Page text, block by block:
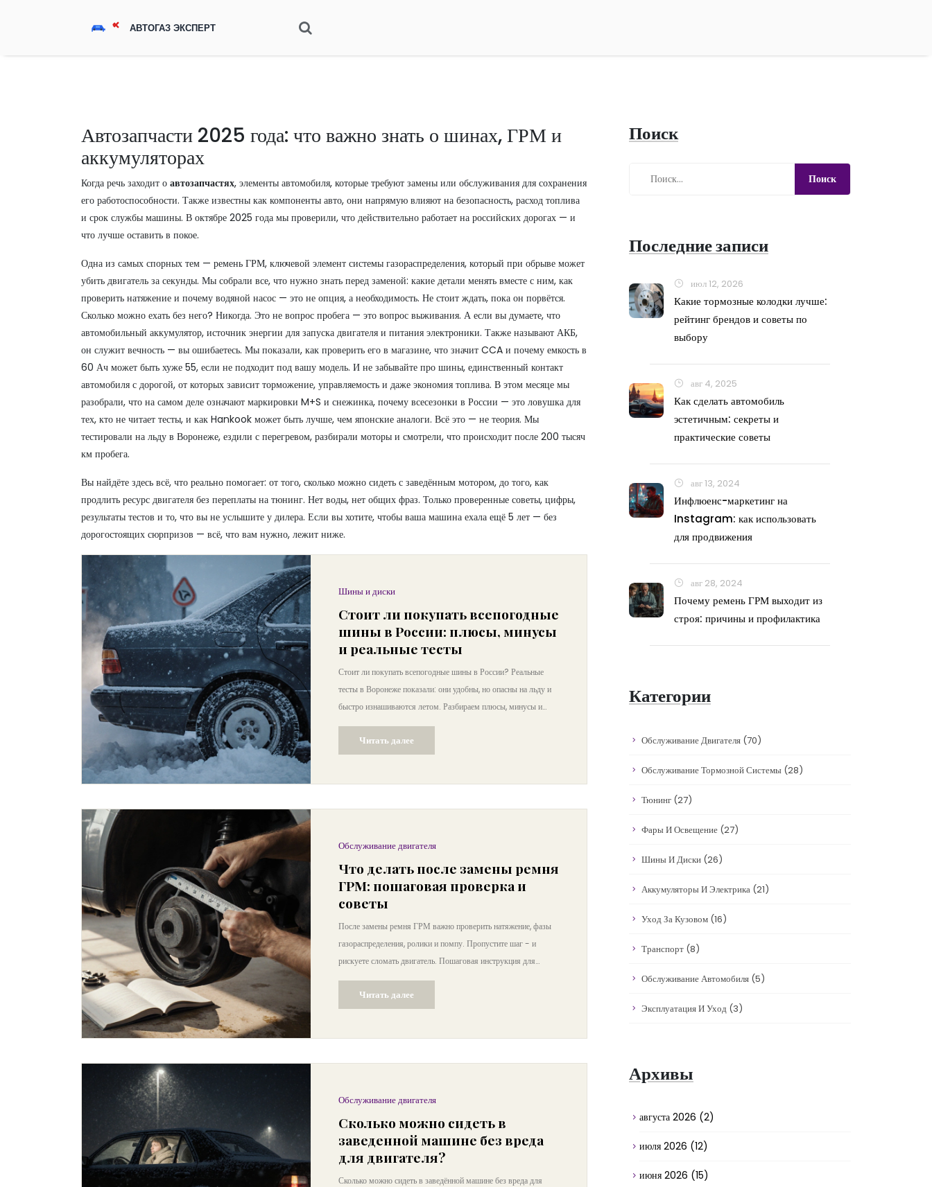
Автозапчасти 2025 года: что важно знать о шинах, ГРМ и
аккумуляторах
Когда речь заходит о автозапчастях, элементы автомобиля, которые требуют замены или обслуживания для сохранения
его работоспособности. Также известны как компоненты авто, они напрямую влияют на безопасность, расход топлива
и срок службы машины. В октябре 2025 года мы проверили, что действительно работает на российских дорогах — и
что лучше оставить в покое.
Одна из самых спорных тем — ремень ГРМ, ключевой элемент системы газораспределения, который при обрыве может
убить двигатель за секунды. Мы собрали все, что нужно знать перед заменой: какие детали менять вместе с ним, как
проверить натяжение и почему водяной насос — это не опция, а необходимость. Не стоит ждать, пока он порвётся.
Сколько можно ехать без него? Никогда. Это не вопрос пробега — это вопрос выживания. А если вы думаете, что
автомобильный аккумулятор, источник энергии для запуска двигателя и питания электроники. Также называют АКБ,
он служит вечность — вы ошибаетесь. Мы показали, как проверить его в магазине, что значит CCA и почему емкость в
60 Ач может быть хуже 55, если не подходит под вашу модель. И не забывайте про шины, единственный контакт
автомобиля с дорогой, от которых зависит торможение, управляемость и даже экономия топлива. В этом месяце мы
разобрали, что на самом деле означают маркировки M+S и снежинка, почему всесезонки в России — это ловушка для
тех, кто не читает тесты, и как Hankook может быть лучше, чем японские аналоги. Всё это — не теория. Мы
тестировали на льду в Воронеже, ездили с перегревом, разбирали моторы и смотрели, что происходит после 200 тысяч
км пробега.
Вы найдёте здесь всё, что реально помогает: от того, сколько можно сидеть с заведённым мотором, до того, как
продлить ресурс двигателя без переплаты на тюнинг. Нет воды, нет общих фраз. Только проверенные советы, цифры,
результаты тестов и то, что вы не услышите у дилера. Если вы хотите, чтобы ваша машина ехала ещё 5 лет — без
дорогостоящих сюрпризов — всё, что вам нужно, лежит ниже.
Шины и диски
Стоит ли покупать всепогодные
шины в России: плюсы, минусы
и реальные тесты
Стоит ли покупать всепогодные шины в России? Реальные
тесты в Воронеже показали: они удобны, но опасны на льду и
быстро изнашиваются летом. Разбираем плюсы, минусы и
когда они действительно оправданы.
Читать далее
Обслуживание двигателя
Что делать после замены ремня
ГРМ: пошаговая проверка и
советы
После замены ремня ГРМ важно проверить натяжение, фазы
газораспределения, ролики и помпу. Пропустите шаг - и
рискуете сломать двигатель. Пошаговая инструкция для
безопасной эксплуатации после ремонта.
Читать далее
Обслуживание двигателя
Сколько можно сидеть в
заведенной машине без вреда
для двигателя?
Сколько можно сидеть в заведённой машине без вреда для
Поиск
Последние записи
июл 12, 2026
Какие тормозные колодки лучше:
рейтинг брендов и советы по
выбору
авг 4, 2025
Как сделать автомобиль
эстетичным: секреты и
практические советы
авг 13, 2024
Инфлюенс-маркетинг на
Instagram: как использовать
для продвижения
авг 28, 2024
Почему ремень ГРМ выходит из
строя: причины и профилактика
Категории
Обслуживание Двигателя (70)
Обслуживание Тормозной Системы (28)
Тюнинг (27)
Фары И Освещение (27)
Шины И Диски (26)
Аккумуляторы И Электрика (21)
Уход За Кузовом (16)
Транспорт (8)
Обслуживание Автомобиля (5)
Эксплуатация И Уход (3)
Архивы
августа 2026 (2)
июля 2026 (12)
июня 2026 (15)